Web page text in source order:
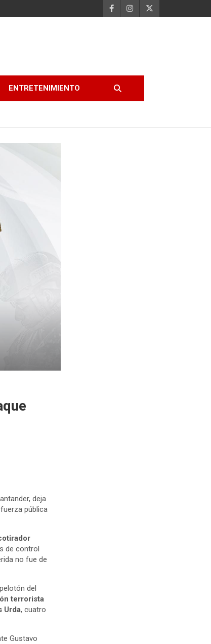
ENTRETENIMIENTO
deja
pública
de control
no fue de
del
terrorista
Urda, cuatro
Gustavo